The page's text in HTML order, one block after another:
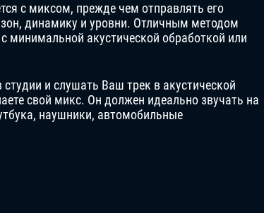
с миксом, прежде чем отправлять его
динамику и уровни. Отличным методом
минимальной акустической обработкой или
и слушать Ваш трек в акустической
свой микс. Он должен идеально звучать на
наушники, автомобильные